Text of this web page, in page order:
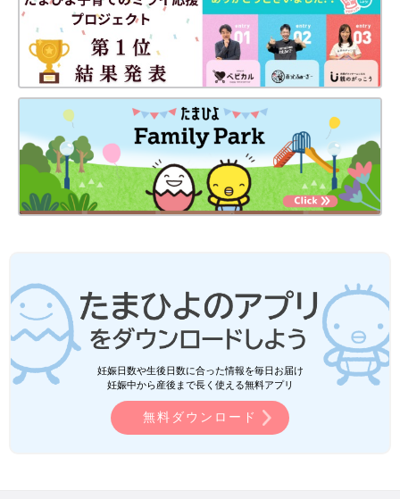
BLOG
みつご日和
前の話
[三つ子まみれな毎日
＃101] 三つ子とトイ
レトレーニング 途中
次の話
[三つ子まみれな毎日＃
103] 三つ子とトイレト
妊娠日数や生後日数に合った情報を毎日お届け
妊娠中から産後まで長く使える無料アプリ
無料ダウンロード